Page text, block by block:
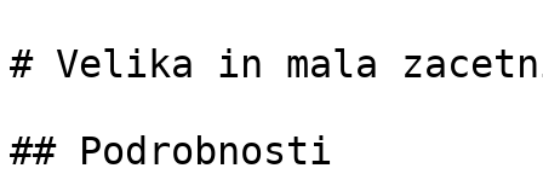
# Velika in mala
## Podrobnosti